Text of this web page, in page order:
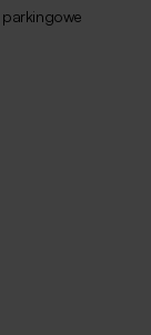
parkingowe